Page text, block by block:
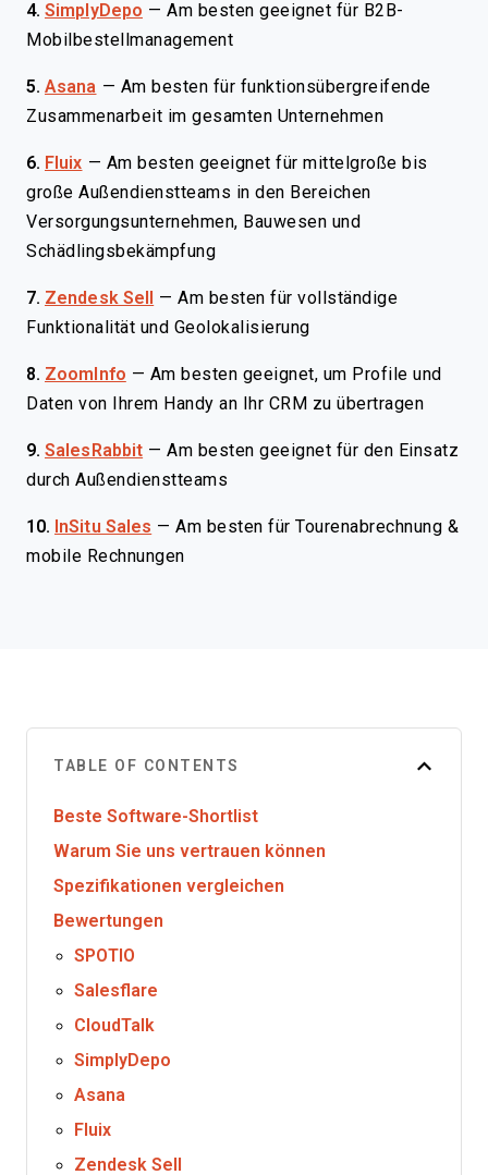
4. SimplyDepo — Am besten geeignet für B2B-
Mobilbestellmanagement
5. Asana — Am besten für funktionsübergreifende
Zusammenarbeit im gesamten Unternehmen
6. Fluix — Am besten geeignet für mittelgroße bis
große Außendienstteams in den Bereichen
Versorgungsunternehmen, Bauwesen und
Schädlingsbekämpfung
7. Zendesk Sell —Am besten für vollständige
Funktionalität und Geolokalisierung
8. ZoomInfo — Am besten geeignet, um Profile und
Daten von Ihrem Handy an Ihr CRM zu übertragen
9. SalesRabbit —Am besten geeignet für den Einsatz
durch Außendienstteams
10. InSitu Sales —Am besten für Tourenabrechnung &
mobile Rechnungen
TABLE OF CONTENTS
Beste Software-Shortlist
Warum Sie uns vertrauen können
Spezifikationen vergleichen
Bewertungen
SPOTIO
Salesflare
CloudTalk
SimplyDepo
Asana
Fluix
Zendesk Sell